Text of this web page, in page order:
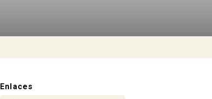
Enlaces